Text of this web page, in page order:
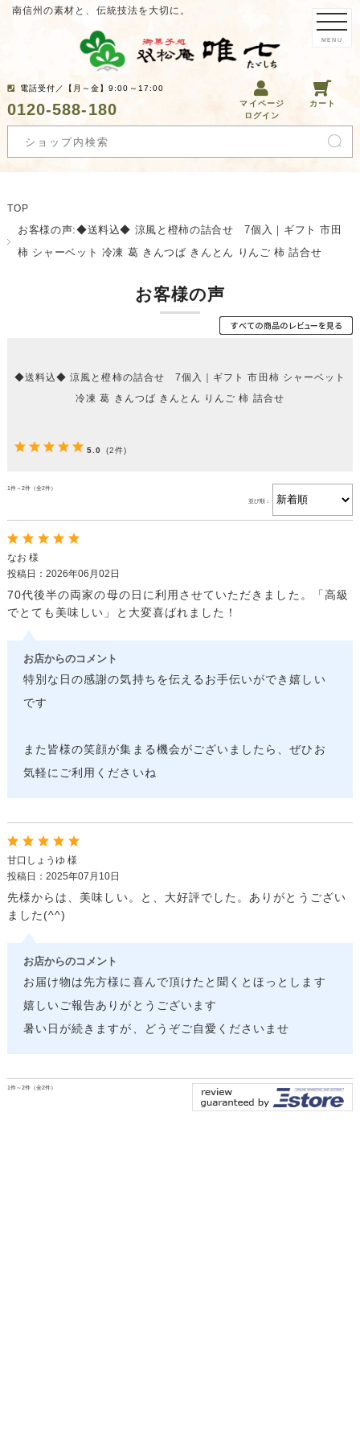
南信州の素材と、伝統技法を大切に。
電話受付／【月～金】9:00～17:00
0120-588-180
マイページ
ログイン
カート
MENU
TOP
お客様の声:◆送料込◆ 涼風と橙柿の詰合せ 7個入｜ギフト 市田
柿 シャーベット 冷凍 葛 きんつば きんとん りんご 柿 詰合せ
お客様の声
◆送料込◆ 涼風と橙柿の詰合せ 7個入｜ギフト 市田柿 シャーベット
冷凍 葛 きんつば きんとん りんご 柿 詰合せ
5.0 (2件)
1件～2件（全2件）
並び順：
なお 様
投稿日：2026年06月02日
70代後半の両家の母の日に利用させていただきました。「高級
でとても美味しい」と大変喜ばれました！
お店からのコメント
特別な日の感謝の気持ちを伝えるお手伝いができ嬉しい
です
また皆様の笑顔が集まる機会がございましたら、ぜひお
気軽にご利用くださいね
甘口しょうゆ 様
投稿日：2025年07月10日
先様からは、美味しい。と、大好評でした。ありがとうござい
ました(^^)
お店からのコメント
お届け物は先方様に喜んで頂けたと聞くとほっとします
嬉しいご報告ありがとうございます
暑い日が続きますが、どうぞご自愛くださいませ
1件～2件（全2件）